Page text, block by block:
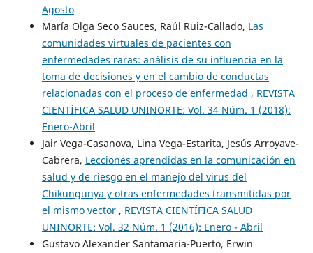
Agosto
María Olga Seco Sauces, Raúl Ruiz-Callado, Las
comunidades virtuales de pacientes con
enfermedades raras: análisis de su influencia en la
toma de decisiones y en el cambio de conductas
relacionadas con el proceso de enfermedad , REVISTA
CIENTÍFICA SALUD UNINORTE: Vol. 34 Núm. 1 (2018):
Enero-Abril
Jair Vega-Casanova, Lina Vega-Estarita, Jesús Arroyave-
Cabrera, Lecciones aprendidas en la comunicación en
salud y de riesgo en el manejo del virus del
Chikungunya y otras enfermedades transmitidas por
el mismo vector , REVISTA CIENTÍFICA SALUD
UNINORTE: Vol. 32 Núm. 1 (2016): Enero - Abril
Gustavo Alexander Santamaria-Puerto, Erwin